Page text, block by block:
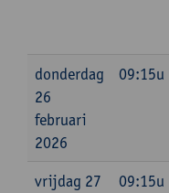
donderdag
26
februari
2026
09:15u
vrijdag 27
09:15u